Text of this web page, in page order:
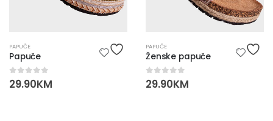
on
the
product
PAPUČE
Papuče
0out of 5
29.90KM
PAPUČE
Ženske papuče
0out of 5
29.90KM